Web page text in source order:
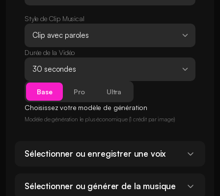
Style de Clip Musical
Durée de la Vidéo
Base Pro
Ultra
Choisissez votre modèle de génération
Modèle de génération le plus économique (1 crédit par image)
Sélectionner ou enregistrer une voix
Sélectionner ou générer de la musique